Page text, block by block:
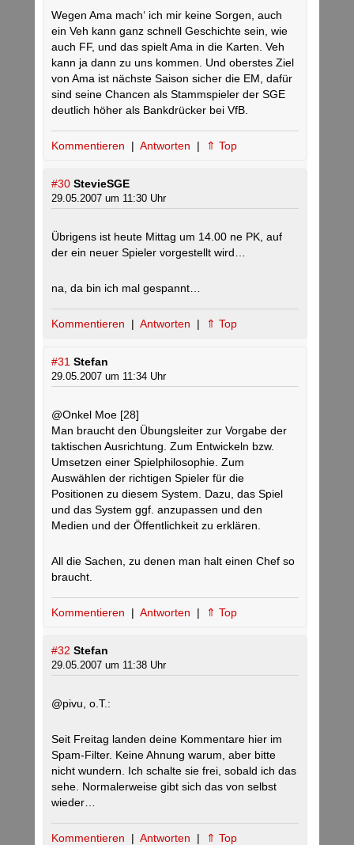
Wegen Ama mach‘ ich mir keine Sorgen, auch
ein Veh kann ganz schnell Geschichte sein, wie
auch FF, und das spielt Ama in die Karten. Veh
kann ja dann zu uns kommen. Und oberstes Ziel
von Ama ist nächste Saison sicher die EM, dafür
sind seine Chancen als Stammspieler der SGE
deutlich höher als Bankdrücker bei VfB.
Kommentieren | Antworten | ⇑ Top
#30 StevieSGE
29.05.2007 um 11:30 Uhr
Übrigens ist heute Mittag um 14.00 ne PK, auf
der ein neuer Spieler vorgestellt wird…
na, da bin ich mal gespannt…
Kommentieren | Antworten | ⇑ Top
#31 Stefan
29.05.2007 um 11:34 Uhr
@Onkel Moe [28]
Man braucht den Übungsleiter zur Vorgabe der
taktischen Ausrichtung. Zum Entwickeln bzw.
Umsetzen einer Spielphilosophie. Zum
Auswählen der richtigen Spieler für die
Positionen zu diesem System. Dazu, das Spiel
und das System ggf. anzupassen und den
Medien und der Öffentlichkeit zu erklären.
All die Sachen, zu denen man halt einen Chef so
braucht.
Kommentieren | Antworten | ⇑ Top
#32 Stefan
29.05.2007 um 11:38 Uhr
@pivu, o.T.:
Seit Freitag landen deine Kommentare hier im
Spam-Filter. Keine Ahnung warum, aber bitte
nicht wundern. Ich schalte sie frei, sobald ich das
sehe. Normalerweise gibt sich das von selbst
wieder…
Kommentieren | Antworten | ⇑ Top